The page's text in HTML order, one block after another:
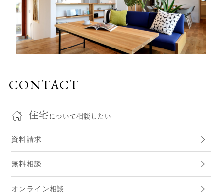
CONTACT
住宅について相談したい
資料請求
無料相談
オンライン相談